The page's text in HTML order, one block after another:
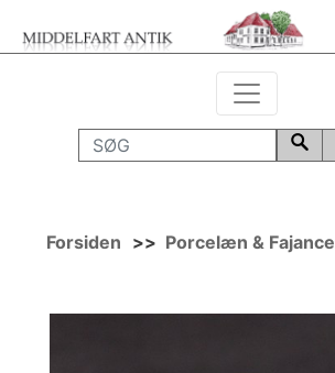
Forsiden >> Porcelæn & Fajance